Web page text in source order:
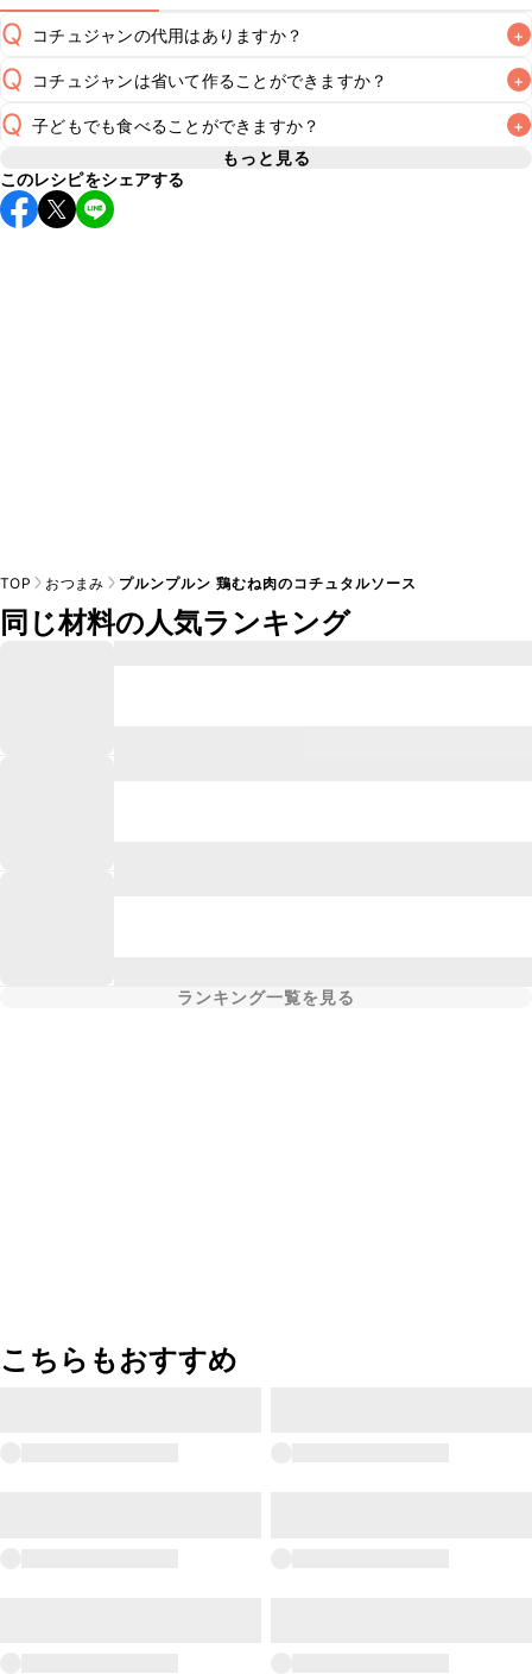
Q コチュジャンの代用はありますか？ +
A
Q コチュジャンは省いて作ることができますか？ +
A
使用量が少ない場合は省いてもお作りいただけますが、メイ
ンの味付けとして使用している場合は省くと味がぼやける可
能性があるため、 こちら
Q 子どもでも食べることができますか？ +
コチュジャンは甘辛い風味が特徴の食材なため、お子様や辛
い味付けが苦手な方は風味や刺激を強く感じる可能性がござ
います。使用する食材や味付けにつきましては普段のお子様
もっと見る
このレシピをシェアする
TOP おつまみ プルンプルン 鶏むね肉のコチュタルソース
同じ材料の人気ランキング
ランキング一覧を見る
こちらもおすすめ